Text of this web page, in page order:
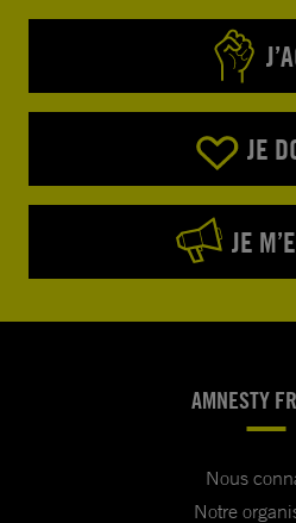
JE
JE
AMNESTY
Nous
Notre